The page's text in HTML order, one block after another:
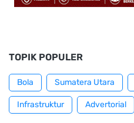
TOPIK POPULER
Bola Sumatera Utara
Infrastruktur Advertorial